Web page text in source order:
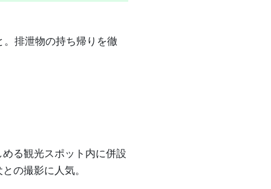
。排泄物の持ち帰りを徹
る観光スポット内に併設
の撮影に人気。